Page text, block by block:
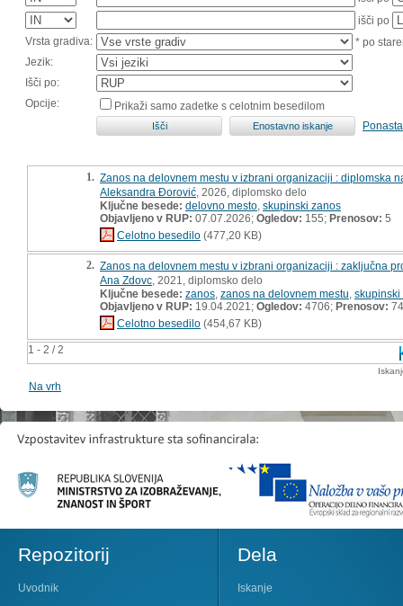
išči po
Vrsta gradiva:
* po
Jezik:
Išči po:
Opcije:
Prikaži samo zadetke s celotnim besedilom
1 - 2 / 2
1. Zanos na delovnem mestu v izbrani organizaciji : diplomska
Aleksandra Đorović , 2026, diplomsko delo
Ključne besede: delovno mesto skupinski zanos
Objavljeno v RUP: 07.07.2026; Ogledov: 155; Prenosov: 5
Celotno besedilo (477,20 KB)
2. Zanos na delovnem mestu v izbrani organizaciji : zaključna
Ana Zdovc , 2021, diplomsko delo
Ključne besede: zanos zanos na delovnem mestu skupinski
Objavljeno v RUP: 19.04.2021; Ogledov: 4706; Prenosov: 74
Celotno besedilo (454,67 KB)
Na vrh
Repozitorij
Uvodnik
Dela
Iskanje